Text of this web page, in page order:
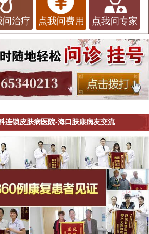
问治疗 点我问费用 点我问专家
连锁皮肤病医院-海口肤康病友交流